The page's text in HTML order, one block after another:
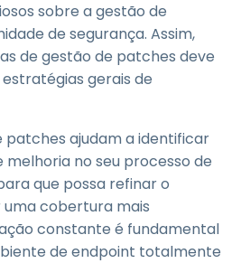
sobre a gestão de
de segurança. Assim,
de gestão de patches deve
gerais de
patches ajudam a identificar
melhoria no seu processo de
que possa refinar o
cobertura mais
constante é fundamental
de endpoint totalmente